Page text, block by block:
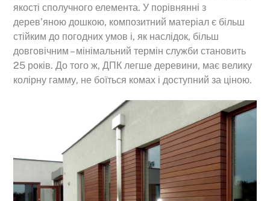
якості сполучного елемента. У порівнянні з
дерев’яною дошкою, композитний матеріал є більш
стійким до погодних умов і, як наслідок, більш
довговічним – мінімальний термін служби становить
25 років. До того ж, ДПК легше деревини, має велику
колірну гамму, не боїться комах і доступний за ціною.